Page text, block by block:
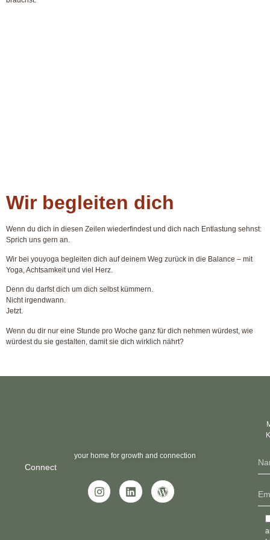
Wir begleiten dich
Wenn du dich in diesen Zeilen wiederfindest und dich nach Entlastung sehnst:
Sprich uns gern an.
Wir bei youyoga begleiten dich auf deinem Weg zurück in die Balance – mit
Yoga, Achtsamkeit und viel Herz.
Denn du darfst dich um dich selbst kümmern.
Nicht irgendwann.
Jetzt.
Wenn du dir nur eine Stunde pro Woche ganz für dich nehmen würdest, wie
würdest du sie gestalten, damit sie dich wirklich nährt?
your home for growth and connection
Connect